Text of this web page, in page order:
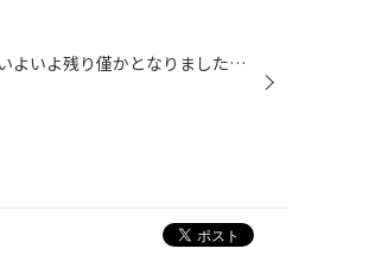
開催期間：2021年11月26日～2021年12月26日 今年もいよいよ残り僅かとなりました。今年もコロナの影響で色々な方々が大変な思いをされたことと思います。やっと少しコロナ情勢も落ち着きを見せており、少しずつ普段の生活に戻ってきていると感じます。そのような中でも平素よりタイヤ館を御贔屓に頂...